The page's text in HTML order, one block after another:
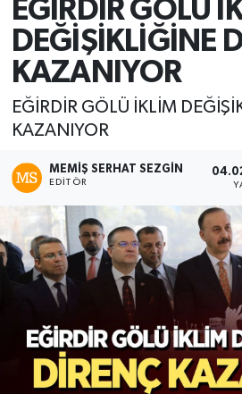
EĞİRDİR GÖLÜ
DEĞİŞİKLİĞİNE
KAZANIYOR
EĞİRDİR GÖLÜ İKLİM
KAZANIYOR
MEMIŞ SERHAT SEZGIN
EDITÖR
Süper Lig Puan Durumu ve
Tüm Manşetler
Son Dakika Haberleri